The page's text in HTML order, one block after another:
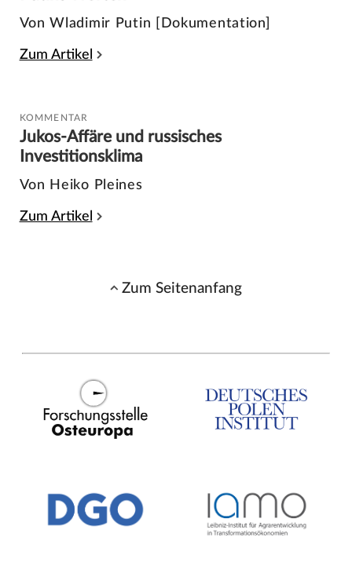
Von Wladimir Putin [Dokumentation]
Zum Artikel
KOMMENTAR
Jukos-Affäre und russisches
Investitionsklima
Von Heiko Pleines
Zum Artikel
Zum Seitenanfang